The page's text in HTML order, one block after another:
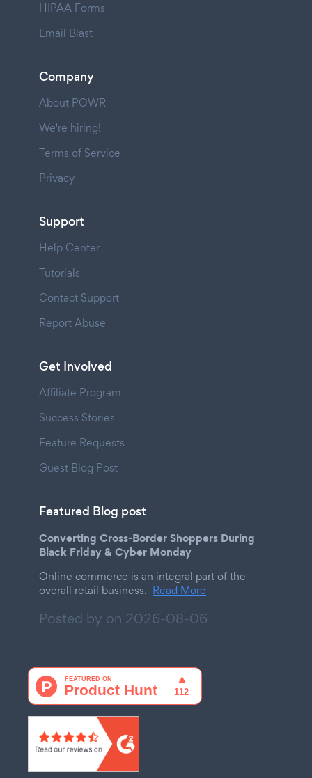
HIPAA Forms
Email Blast
Company
About POWR
We're hiring!
Terms of Service
Privacy
Support
Help Center
Tutorials
Contact Support
Report Abuse
Get Involved
Affiliate Program
Success Stories
Feature Requests
Guest Blog Post
Featured Blog post
Converting Cross-Border Shoppers During
Black Friday & Cyber Monday
Online commerce is an integral part of the
overall retail business. Read More
Posted by on 2026-08-06